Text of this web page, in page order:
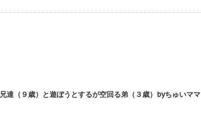
兄達（９歳）と遊ぼうとするが空回る弟（３歳）byちゅいママ